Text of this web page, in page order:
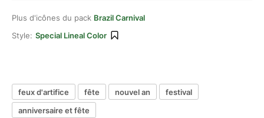
Plus d'icônes du pack Brazil Carnival
Style: Special Lineal Color
feux d'artifice fête nouvel an
festival
anniversaire et fête